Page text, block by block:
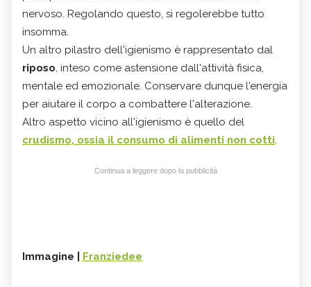
nervoso. Regolando questo, si regolerebbe tutto
insomma.
Un altro pilastro dell'igienismo è rappresentato dal
riposo, inteso come astensione dall'attività fisica,
mentale ed emozionale. Conservare dunque l'energia
per aiutare il corpo a combattere l'alterazione.
Altro aspetto vicino all'igienismo è quello del
crudismo, ossia il consumo di alimenti non cotti.
Continua a leggere dopo la pubblicità
Immagine | Franziedee